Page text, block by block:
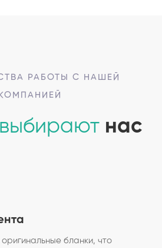
РАБОТЫ С НАШЕЙ
КОМПАНИЕЙ
выбираютнас
бланки, что